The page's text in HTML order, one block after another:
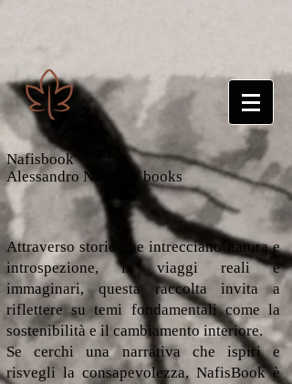
Nafisbook
Alessandro Niccoli's books
Attraverso storie che intrecciano natura e
introspezione, in viaggi reali e
immaginari, questa raccolta invita a
riflettere su temi fondamentali come la
sostenibilità e il cambiamento interiore.
Se cerchi una narrativa che ispiri e
risvegli la consapevolezza, NafisBook è